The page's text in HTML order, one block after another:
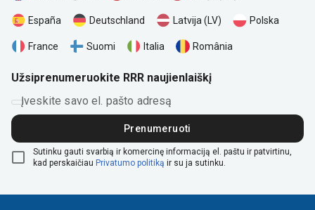
España Deutschland Latvija (LV) Polska
France Suomi Italia România
Užsiprenumeruokite RRR naujienlaiškį
Įveskite savo el. pašto adresą
Prenumeruoti
Sutinku gauti svarbią ir komercinę informaciją el. paštu ir patvirtinu,
kad perskaičiau Privatumo politiką ir su ja sutinku.